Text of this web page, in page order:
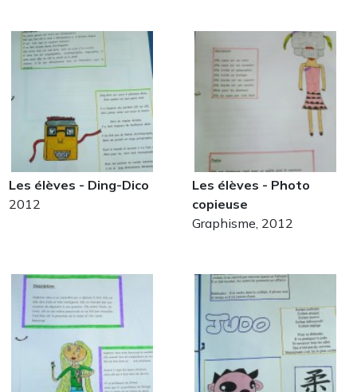
Les élèves - Ding-Dico
2012
Les élèves - Photo
copieuse
Graphisme, 2012